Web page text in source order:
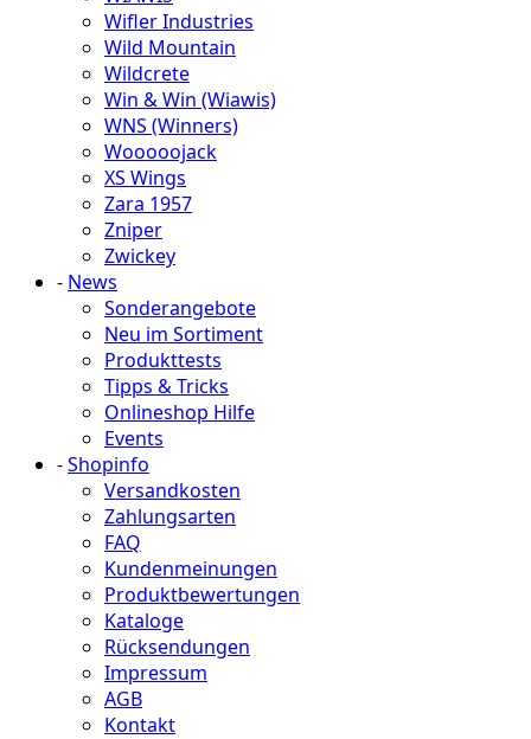
Wifler Industries
Wild Mountain
Wildcrete
Win & Win (Wiawis)
WNS (Winners)
Wooooojack
XS Wings
Zara 1957
Zniper
Zwickey
- News
Sonderangebote
Neu im Sortiment
Produkttests
Tipps & Tricks
Onlineshop Hilfe
Events
-Shopinfo
Versandkosten
Zahlungsarten
FAQ
Kundenmeinungen
Produktbewertungen
Kataloge
Rücksendungen
Impressum
AGB
Kontakt